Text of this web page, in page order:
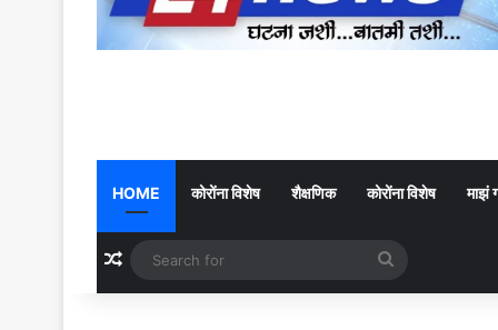
HOME कोरोंना विशेष शैक्षणिक कोरोंना विशेष माझं
Random Article
for